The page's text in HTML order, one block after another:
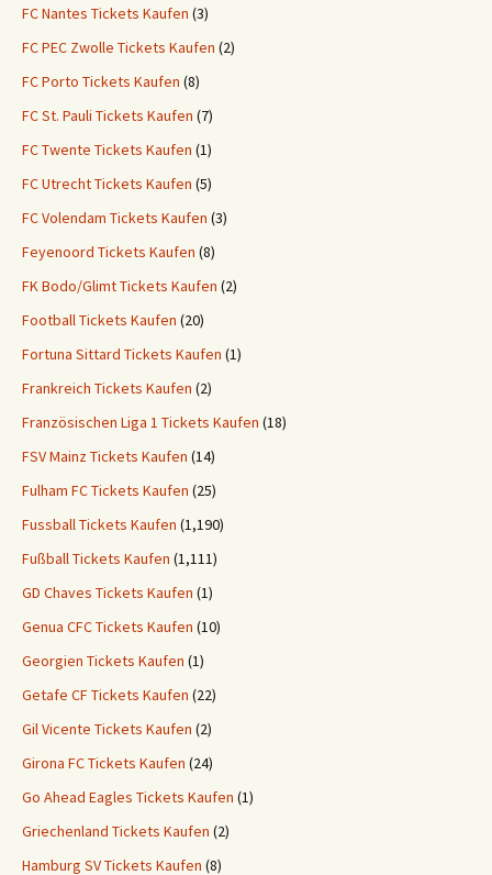
FC Nantes Tickets Kaufen (3)
FC PEC Zwolle Tickets Kaufen (2)
FC Porto Tickets Kaufen (8)
FC St. Pauli Tickets Kaufen (7)
FC Twente Tickets Kaufen (1)
FC Utrecht Tickets Kaufen (5)
FC Volendam Tickets Kaufen (3)
Feyenoord Tickets Kaufen (8)
FK Bodo/Glimt Tickets Kaufen (2)
Football Tickets Kaufen (20)
Fortuna Sittard Tickets Kaufen (1)
Frankreich Tickets Kaufen (2)
Französischen Liga 1 Tickets Kaufen (18)
FSV Mainz Tickets Kaufen (14)
Fulham FC Tickets Kaufen (25)
Fussball Tickets Kaufen (1,190)
Fußball Tickets Kaufen (1,111)
GD Chaves Tickets Kaufen (1)
Genua CFC Tickets Kaufen (10)
Georgien Tickets Kaufen (1)
Getafe CF Tickets Kaufen (22)
Gil Vicente Tickets Kaufen (2)
Girona FC Tickets Kaufen (24)
Go Ahead Eagles Tickets Kaufen (1)
Griechenland Tickets Kaufen (2)
Hamburg SV Tickets Kaufen (8)